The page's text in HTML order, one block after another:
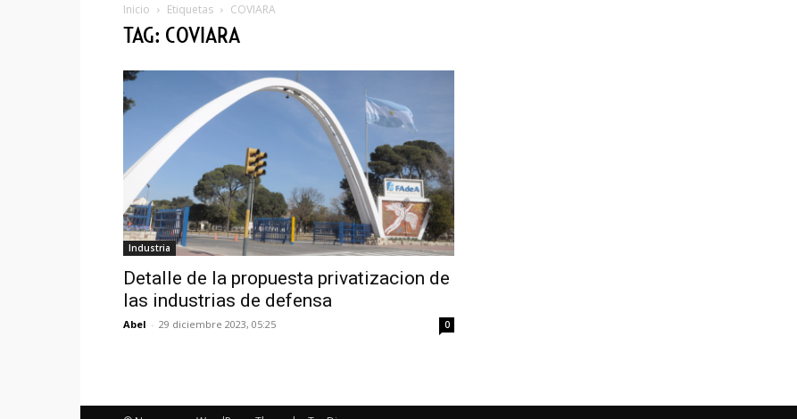
Inicio Etiquetas COVIARA
TAG: COVIARA
Industria
Detalle de la propuesta privatizacion de
las industrias de defensa
Abel - 29 diciembre 2023, 05:25 0